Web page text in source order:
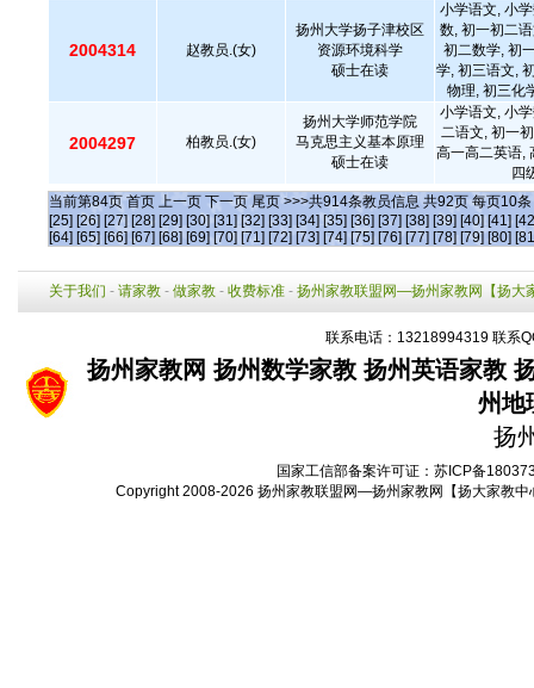
2004314 赵教员.(女)
扬州大学扬子津校区
资源环境科学
硕士在读
小学语文, 小
数, 初一初二
初二数学, 初
学, 初三语文,
物理, 初三化
2004297 柏教员.(女)
扬州大学师范学院
马克思主义基本原理
硕士在读
小学语文, 小
二语文, 初一
高一高二英语,
四
当前第84页 首页 上一页 下一页 尾页 >>>共914条教员信息 共92页 每页10条
[25] [26] [27] [28] [29] [30] [31] [32] [33] [34] [35] [36] [37] [38] [39] [40] [41]
[64] [65] [66] [67] [68] [69] [70] [71] [72] [73] [74] [75] [76] [77] [78] [79] [80]
关于我们 - 请家教 - 做家教 - 收费标准 - 扬州家教联盟网—扬州家教网【扬大
联系电话：13218994319 联系
扬州家教网 扬州数学家教 扬州英语家教
州地
扬
国家工信部备案许可证： 苏ICP备
Copyright 2008-2026 扬州家教联盟网—扬州家教网【扬大家教